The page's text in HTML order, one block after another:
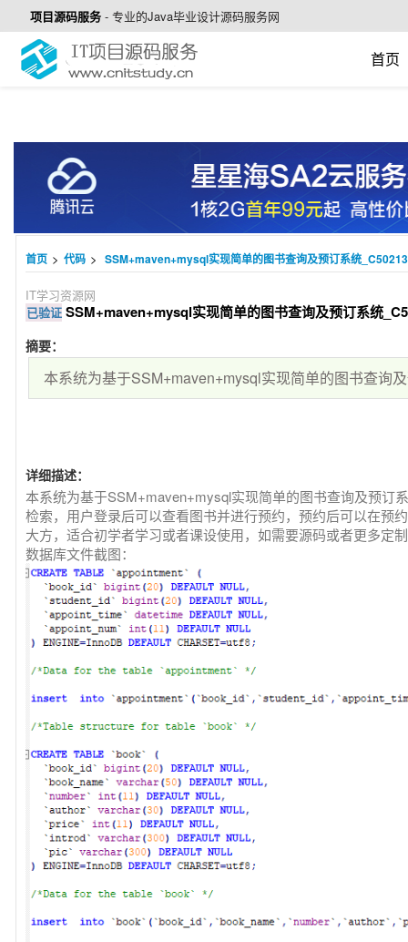
项目源码服务 - 专业的Java毕业设计源码服务网
首页
首页 > 代码 > SSM+maven+mysql实现简单的图书查询及预订系统_C50213
IT学习资源网
已验证 SSM+maven+mysql实现简单的图书查询及预订系统
摘要：
本系统为基于SSM+maven+mysql实现简单的图书查询
详细描述：
本系统为基于SSM+maven+mysql实现简单的图书查询及预订
检索，用户登录后可以查看图书并进行预约，预约后可以在预
大方，适合初学者学习或者课设使用，如需要源码或者更多定
数据库文件截图：